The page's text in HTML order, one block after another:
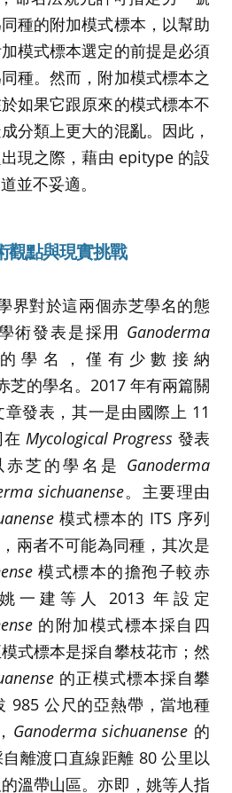
種的附加模式標本，以幫助
模式標本選定的前提是必須
種。然而，附加模式標本之
如果它跟原來的模式標本不
分類上更大的混亂。因此，
現之際，藉由 epitype 的設
並不妥適。
觀點與現實挑戰
界對於這兩個赤芝學名的態
術發表是採用 Ganoderma
學名，僅有少數接納
芝的學名。2017 年有兩篇關
發表，其一是由國際上 11
Mycological Progress 發表
芝的學名是 Ganoderma
sichuanense。主要理由
模式標本的 ITS 序列
兩者不可能為同種，其次是
模式標本的擔孢子較赤
一建等人 2013 年設定
的附加模式標本採自四
式標本是採自攀枝花市；然
的正模式標本採自攀
985 公尺的亞熱帶，當地種
Ganoderma sichuanense 的
離渡口直線距離 80 公里以
溫帶山區。亦即，姚等人指